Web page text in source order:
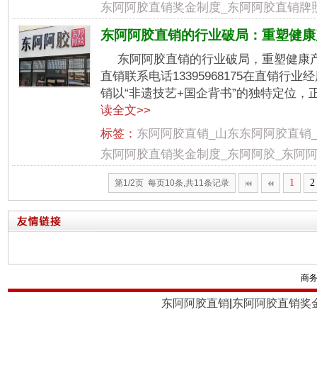
东阿阿胶直销奖金制度_东阿阿胶直销牌
东阿阿胶直销的行业破局：重塑健
东阿阿胶直销的行业破局，重塑健康
直销联系电话13395968175在直销行业
销以“非遗技艺+国企背书”的独特定位
读全文>>
标签： 东阿阿胶直销_山东东阿阿胶直销_
东阿阿胶直销奖金制度_东阿阿胶_东阿
第1/2页 每页10条,共11条记录 1 2
商
东阿阿胶直销 东阿阿胶直销奖